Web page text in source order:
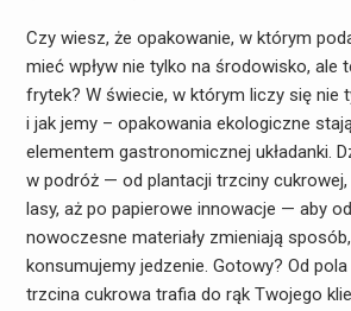
Czy wiesz, że opakowanie, w którym
mieć wpływ nie tylko na środowisko, ale
frytek? W świecie, w którym liczy się nie
i jak jemy – opakowania ekologiczne
elementem gastronomicznej układanki.
w podróż — od plantacji trzciny
lasy, aż po papierowe innowacje — aby
nowoczesne materiały zmieniają
konsumujemy jedzenie. Gotowy? Od
trzcina cukrowa trafia do rąk Twojego